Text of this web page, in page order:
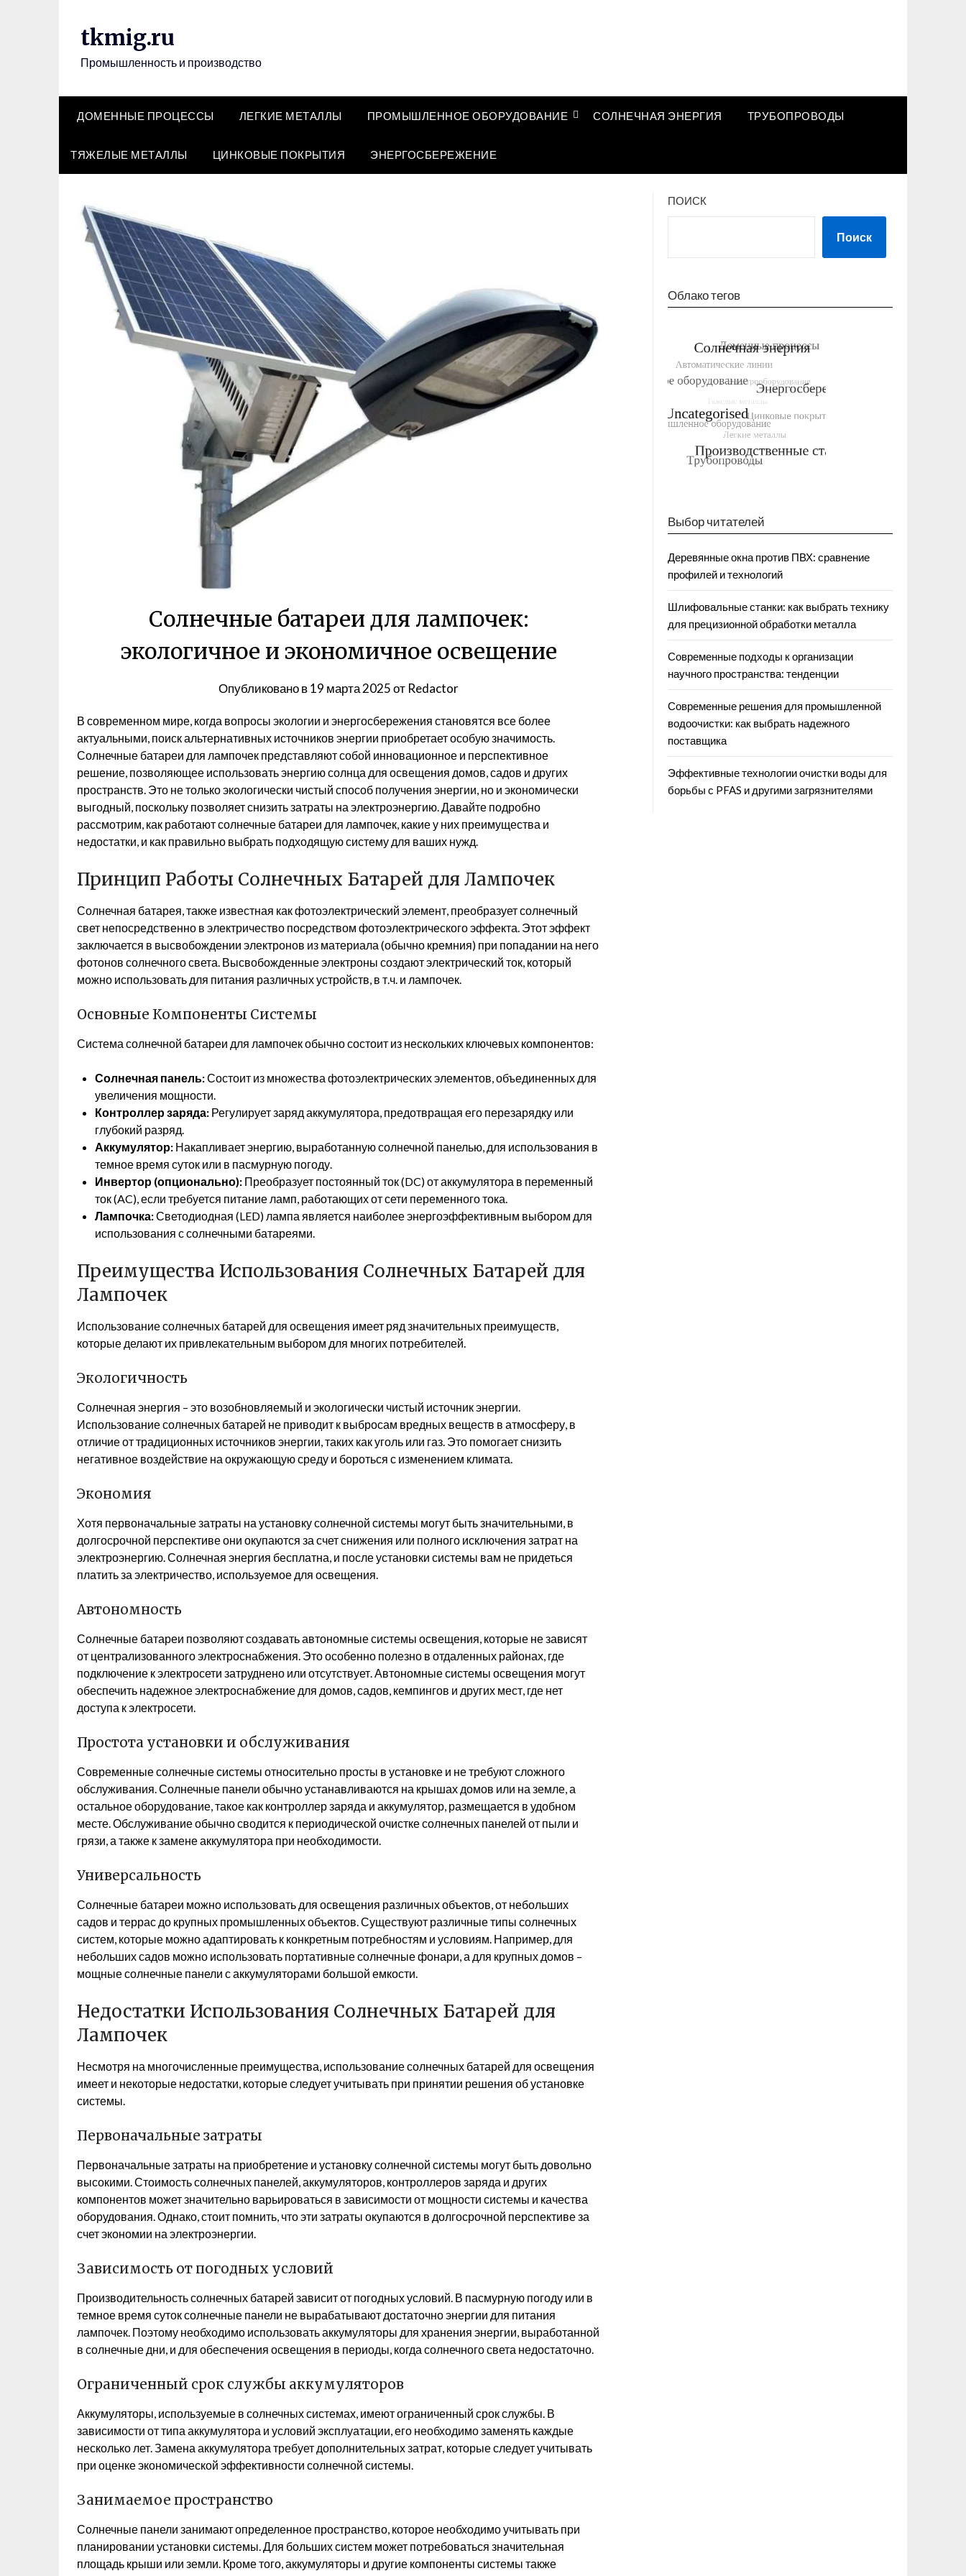
tkmig.ru
Промышленность и производство
ДОМЕННЫЕ ПРОЦЕССЫ ЛЕГКИЕ МЕТАЛЛЫ ПРОМЫШЛЕННОЕ ОБОРУДОВАНИЕ СОЛНЕЧНАЯ ЭНЕРГИЯ ТРУБОПРОВОДЫ
ТЯЖЕЛЫЕ МЕТАЛЛЫ ЦИНКОВЫЕ ПОКРЫТИЯ ЭНЕРГОСБЕРЕЖЕНИЕ
Солнечные батареи для лампочек:
экологичное и экономичное освещение
Опубликовано в19 марта 2025от Redactor
В современном мире, когда вопросы экологии и энергосбережения становятся все более
актуальными, поиск альтернативных источников энергии приобретает особую значимость.
Солнечные батареи для лампочек представляют собой инновационное и перспективное
решение, позволяющее использовать энергию солнца для освещения домов, садов и других
пространств. Это не только экологически чистый способ получения энергии, но и экономически
выгодный, поскольку позволяет снизить затраты на электроэнергию. Давайте подробно
рассмотрим, как работают солнечные батареи для лампочек, какие у них преимущества и
недостатки, и как правильно выбрать подходящую систему для ваших нужд.
Принцип Работы Солнечных Батарей для Лампочек
Солнечная батарея, также известная как фотоэлектрический элемент, преобразует солнечный
свет непосредственно в электричество посредством фотоэлектрического эффекта. Этот эффект
заключается в высвобождении электронов из материала (обычно кремния) при попадании на него
фотонов солнечного света. Высвобожденные электроны создают электрический ток, который
можно использовать для питания различных устройств, в т.ч. и лампочек.
Основные Компоненты Системы
Система солнечной батареи для лампочек обычно состоит из нескольких ключевых компонентов:
Солнечная панель:Состоит из множества фотоэлектрических элементов, объединенных для
увеличения мощности.
Контроллер заряда: Регулирует заряд аккумулятора, предотвращая его перезарядку или
глубокий разряд.
Аккумулятор: Накапливает энергию, выработанную солнечной панелью, для использования в
темное время суток или в пасмурную погоду.
Инвертор (опционально): Преобразует постоянный ток (DC) от аккумулятора в переменный
ток (AC), если требуется питание ламп, работающих от сети переменного тока.
Лампочка:Светодиодная (LED) лампа является наиболее энергоэффективным выбором для
использования с солнечными батареями.
Преимущества Использования Солнечных Батарей для
Лампочек
Использование солнечных батарей для освещения имеет ряд значительных преимуществ,
которые делают их привлекательным выбором для многих потребителей.
Экологичность
Солнечная энергия – это возобновляемый и экологически чистый источник энергии.
Использование солнечных батарей не приводит к выбросам вредных веществ в атмосферу, в
отличие от традиционных источников энергии, таких как уголь или газ. Это помогает снизить
негативное воздействие на окружающую среду и бороться с изменением климата.
Экономия
Хотя первоначальные затраты на установку солнечной системы могут быть значительными, в
долгосрочной перспективе они окупаются за счет снижения или полного исключения затрат на
электроэнергию. Солнечная энергия бесплатна, и после установки системы вам не придеться
платить за электричество, используемое для освещения.
Автономность
Солнечные батареи позволяют создавать автономные системы освещения, которые не зависят
от централизованного электроснабжения. Это особенно полезно в отдаленных районах, где
подключение к электросети затруднено или отсутствует. Автономные системы освещения могут
обеспечить надежное электроснабжение для домов, садов, кемпингов и других мест, где нет
доступа к электросети.
Простота установки и обслуживания
Современные солнечные системы относительно просты в установке и не требуют сложного
обслуживания. Солнечные панели обычно устанавливаются на крышах домов или на земле, а
остальное оборудование, такое как контроллер заряда и аккумулятор, размещается в удобном
месте. Обслуживание обычно сводится к периодической очистке солнечных панелей от пыли и
грязи, а также к замене аккумулятора при необходимости.
Универсальность
Солнечные батареи можно использовать для освещения различных объектов, от небольших
садов и террас до крупных промышленных объектов. Существуют различные типы солнечных
систем, которые можно адаптировать к конкретным потребностям и условиям. Например, для
небольших садов можно использовать портативные солнечные фонари, а для крупных домов –
мощные солнечные панели с аккумуляторами большой емкости.
Недостатки Использования Солнечных Батарей для
Лампочек
Несмотря на многочисленные преимущества, использование солнечных батарей для освещения
имеет и некоторые недостатки, которые следует учитывать при принятии решения об установке
системы.
Первоначальные затраты
Первоначальные затраты на приобретение и установку солнечной системы могут быть довольно
высокими. Стоимость солнечных панелей, аккумуляторов, контроллеров заряда и других
компонентов может значительно варьироваться в зависимости от мощности системы и качества
оборудования. Однако, стоит помнить, что эти затраты окупаются в долгосрочной перспективе за
счет экономии на электроэнергии.
Зависимость от погодных условий
Производительность солнечных батарей зависит от погодных условий. В пасмурную погоду или в
темное время суток солнечные панели не вырабатывают достаточно энергии для питания
лампочек. Поэтому необходимо использовать аккумуляторы для хранения энергии, выработанной
в солнечные дни, и для обеспечения освещения в периоды, когда солнечного света недостаточно.
Ограниченный срок службы аккумуляторов
Аккумуляторы, используемые в солнечных системах, имеют ограниченный срок службы. В
зависимости от типа аккумулятора и условий эксплуатации, его необходимо заменять каждые
несколько лет. Замена аккумулятора требует дополнительных затрат, которые следует учитывать
при оценке экономической эффективности солнечной системы.
Занимаемое пространство
Солнечные панели занимают определенное пространство, которое необходимо учитывать при
планировании установки системы. Для больших систем может потребоваться значительная
площадь крыши или земли. Кроме того, аккумуляторы и другие компоненты системы также
ПОИСК
Поиск
Облако тегов
Выбор читателей
Деревянные окна против ПВХ: сравнение
профилей и технологий
Шлифовальные станки: как выбрать технику
для прецизионной обработки металла
Современные подходы к организации
научного пространства: тенденции
Современные решения для промышленной
водоочистки: как выбрать надежного
поставщика
Эффективные технологии очистки воды для
борьбы с PFAS и другими загрязнителями